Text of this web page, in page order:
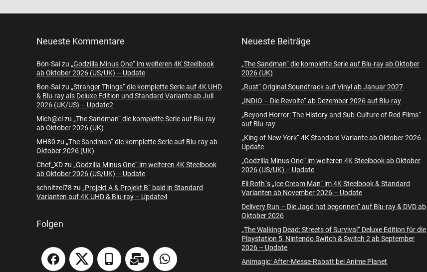
Neueste Kommentare
Bon-Saizu „Godzilla Minus One“ im weiteren 4K Steelbook
ab Oktober 2026 (US/UK) – Update
Bon-Saizu „Stranger Things“ die komplette Serie auf 4K UHD
& Blu-ray als Deluxe Edition und Standard Variante ab Juli
2026 (UK/US) – Update2
Mich@el zu „The Sandman“ die komplette Serie auf Blu-ray
ab Oktober 2026 (UK)
MH80 zu „The Sandman“ die komplette Serie auf Blu-ray ab
Oktober 2026 (UK)
Chef_XDzu „Godzilla Minus One“ im weiteren 4K Steelbook
ab Oktober 2026 (US/UK) – Update
schnitzel78 zu „Projekt A & Projekt B“ bald in Standard
Varianten auf 4K UHD & Blu-ray – Update4
Folgen
Neueste Beiträge
„The Sandman“ die komplette Serie auf Blu-ray ab Oktober
2026 (UK)
„Rust“ Original Soundtrack auf Vinyl ab Januar 2027
„INDIO – Die Revolte“ ab Dezember 2026 auf Blu-ray
„Beyond Horror: The History and Sub-Culture of Red Films“
auf Blu-ray
„King of New York“ 4K Standard Variante ab Oktober 2026 –
Update
„Godzilla Minus One“ im weiteren 4K Steelbook ab Oktober
2026 (US/UK) – Update
Eli Roth´s „Ice Cream Man“ im 4K Steelbook & Standard
Varianten ab November 2026 – Update
Delivery Run – Die Jagd hat begonnen“ auf Blu-ray & DVD ab
Oktober 2026
„The Walking Dead: Streets of Survival“ Deluxe Edition für die
Playstation 5, Nintendo Switch & Switch 2 ab September
2026 – Update
Animagic: After-Messe-Rabatt bei Anime Planet